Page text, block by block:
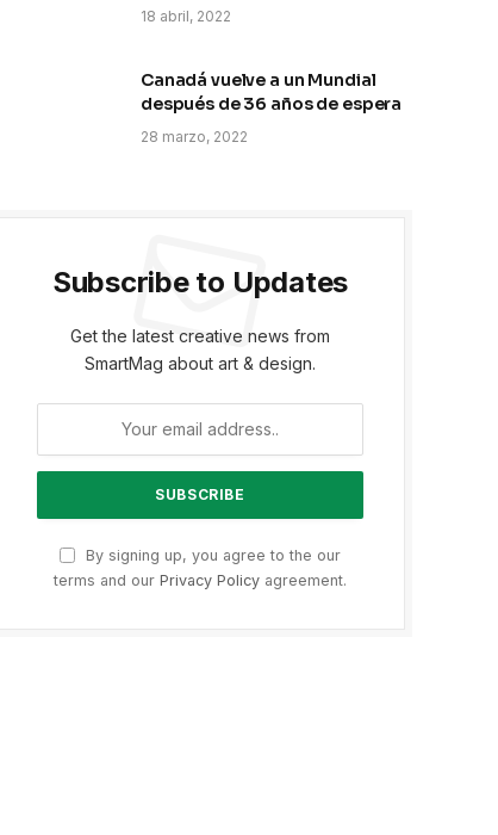
18 abril, 2022
Canadá vuelve a un Mundial
después de 36 años de espera
28 marzo, 2022
Subscribe to Updates
Get the latest creative news from
SmartMag about art & design.
By signing up, you agree to the our
terms and our Privacy Policy agreement.